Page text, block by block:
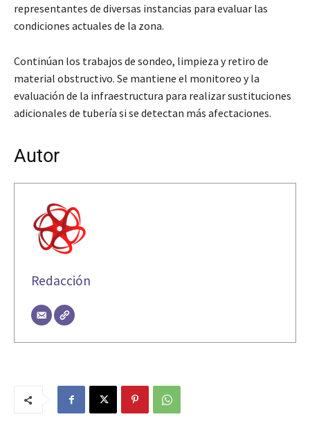
representantes de diversas instancias para evaluar las
condiciones actuales de la zona.
Continúan los trabajos de sondeo, limpieza y retiro de
material obstructivo. Se mantiene el monitoreo y la
evaluación de la infraestructura para realizar sustituciones
adicionales de tubería si se detectan más afectaciones.
Autor
Redacción